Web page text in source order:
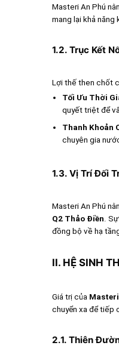
Masteri An Phú
mang lại khả năng
1.2. Trục Kết
Lợi thế then chốt
Tối Ưu Thời
quyết triệt để
Thanh Khoản
chuyên gia
1.3. Vị Trí Đối
Masteri An Phú
Q2 Thảo Điền.
đồng bộ về hạ
II. HỆ SINH
Giá trị của
chuyển xa để tiếp
2.1. Thiên